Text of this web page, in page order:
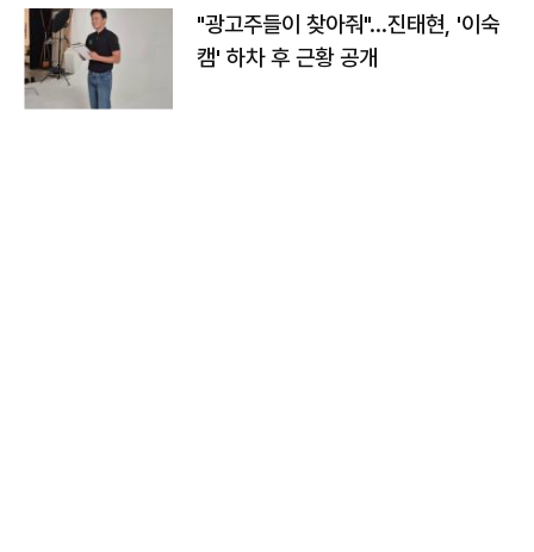
"광고주들이 찾아줘"…진태현, '이숙
캠' 하차 후 근황 공개